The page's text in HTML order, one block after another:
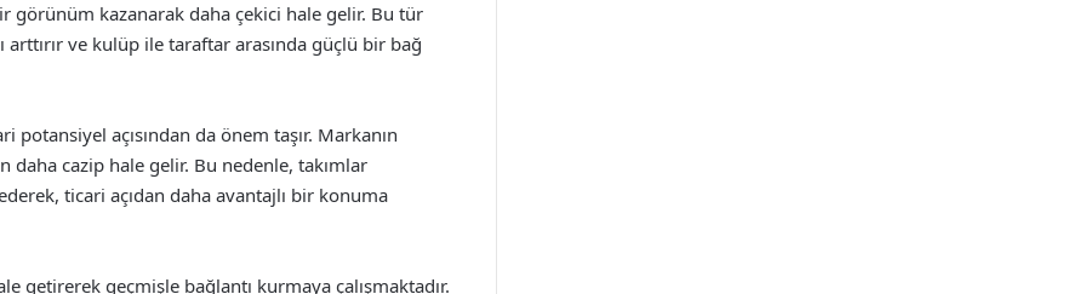
görünüm kazanarak daha çekici hale gelir. Bu tür
arttırır ve kulüp ile taraftar arasında güçlü bir bağ
potansiyel açısından da önem taşır. Markanın
cazip hale gelir. Bu nedenle, takımlar
ticari açıdan daha avantajlı bir konuma
getirerek geçmişle bağlantı kurmaya çalışmaktadır.